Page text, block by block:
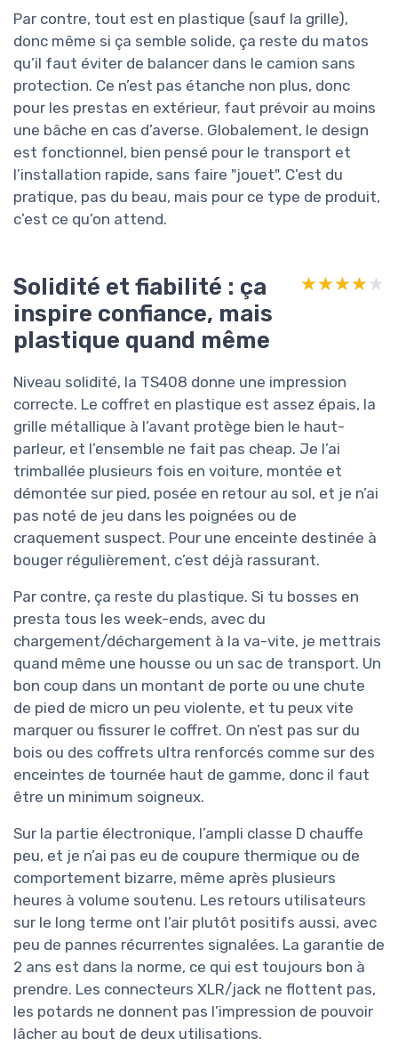
Par contre, tout est en plastique (sauf la grille),
donc même si ça semble solide, ça reste du matos
qu’il faut éviter de balancer dans le camion sans
protection. Ce n’est pas étanche non plus, donc
pour les prestas en extérieur, faut prévoir au moins
une bâche en cas d’averse. Globalement, le design
est fonctionnel, bien pensé pour le transport et
l’installation rapide, sans faire "jouet". C’est du
pratique, pas du beau, mais pour ce type de produit,
c’est ce qu’on attend.
Solidité et fiabilité : ça
inspire confiance, mais
plastique quand même
★★★★★
★★★★★
Niveau solidité, la TS408 donne une impression
correcte. Le coffret en plastique est assez épais, la
grille métallique à l’avant protège bien le haut-
parleur, et l’ensemble ne fait pas cheap. Je l’ai
trimballée plusieurs fois en voiture, montée et
démontée sur pied, posée en retour au sol, et je n’ai
pas noté de jeu dans les poignées ou de
craquement suspect. Pour une enceinte destinée à
bouger régulièrement, c’est déjà rassurant.
Par contre, ça reste du plastique. Si tu bosses en
presta tous les week-ends, avec du
chargement/déchargement à la va-vite, je mettrais
quand même une housse ou un sac de transport. Un
bon coup dans un montant de porte ou une chute
de pied de micro un peu violente, et tu peux vite
marquer ou fissurer le coffret. On n’est pas sur du
bois ou des coffrets ultra renforcés comme sur des
enceintes de tournée haut de gamme, donc il faut
être un minimum soigneux.
Sur la partie électronique, l’ampli classe D chauffe
peu, et je n’ai pas eu de coupure thermique ou de
comportement bizarre, même après plusieurs
heures à volume soutenu. Les retours utilisateurs
sur le long terme ont l’air plutôt positifs aussi, avec
peu de pannes récurrentes signalées. La garantie de
2 ans est dans la norme, ce qui est toujours bon à
prendre. Les connecteurs XLR/jack ne flottent pas,
les potards ne donnent pas l’impression de pouvoir
lâcher au bout de deux utilisations.